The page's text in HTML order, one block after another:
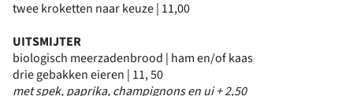
twee kroketten naar keuze | 11,00
UITSMIJTER
biologisch meerzadenbrood | ham en/of kaas
drie gebakken eieren | 11, 50
met spek, paprika, champignons en ui + 2,50